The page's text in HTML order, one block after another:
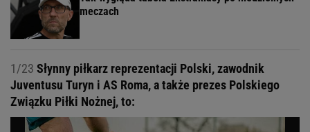
meczach
1/23 Słynny piłkarz reprezentacji Polski, zawodnik
Juventusu Turyn i AS Roma, a także prezes Polskiego
Związku Piłki Nożnej, to: